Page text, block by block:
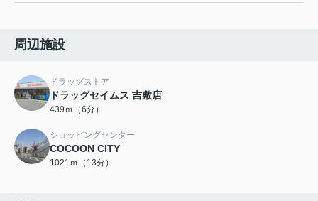
周辺施設
ドラッグストア
ドラッグセイムス 吉敷店
439ｍ（6分）
ショッピングセンター
COCOON CITY
1021ｍ（13分）